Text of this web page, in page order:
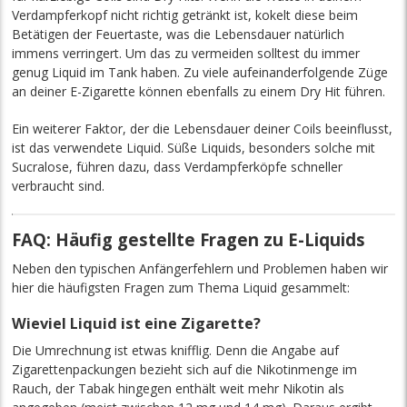
Verdampferkopf nicht richtig getränkt ist, kokelt diese beim
Betätigen der Feuertaste, was die Lebensdauer natürlich
immens verringert. Um das zu vermeiden solltest du immer
genug Liquid im Tank haben. Zu viele aufeinanderfolgende Züge
an deiner E-Zigarette können ebenfalls zu einem Dry Hit führen.
Ein weiterer Faktor, der die Lebensdauer deiner Coils beeinflusst,
ist das verwendete Liquid. Süße Liquids, besonders solche mit
Sucralose, führen dazu, dass Verdampferköpfe schneller
verbraucht sind.
FAQ: Häufig gestellte Fragen zu E-Liquids
Neben den typischen Anfängerfehlern und Problemen haben wir
hier die häufigsten Fragen zum Thema Liquid gesammelt:
Wieviel Liquid ist eine Zigarette?
Die Umrechnung ist etwas knifflig. Denn die Angabe auf
Zigarettenpackungen bezieht sich auf die Nikotinmenge im
Rauch, der Tabak hingegen enthält weit mehr Nikotin als